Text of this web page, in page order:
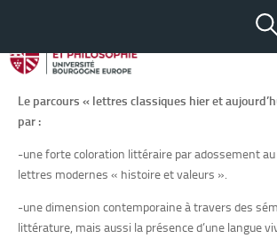
Master Lettres
d’hier et
Le parcours « lettres classiques hier et
par :
-une forte coloration littéraire par adossement
lettres modernes « histoire et valeurs ».
-une dimension contemporaine à travers des
littérature, mais aussi la présence d’une langue